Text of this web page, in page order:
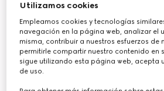
Utilizamos cookies
Empleamos cookies y tecnologías
navegación en la página web, analizar el
misma, contribuir a nuestros esfuerzos de
permitirle compartir nuestro contenido en
sigue utilizando esta página web, acepta
de uso.